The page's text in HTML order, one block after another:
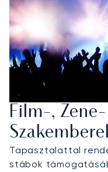
Film-,
Tapasztalattal
stábok